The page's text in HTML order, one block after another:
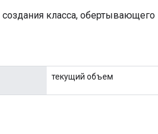
класса,
текущий объем